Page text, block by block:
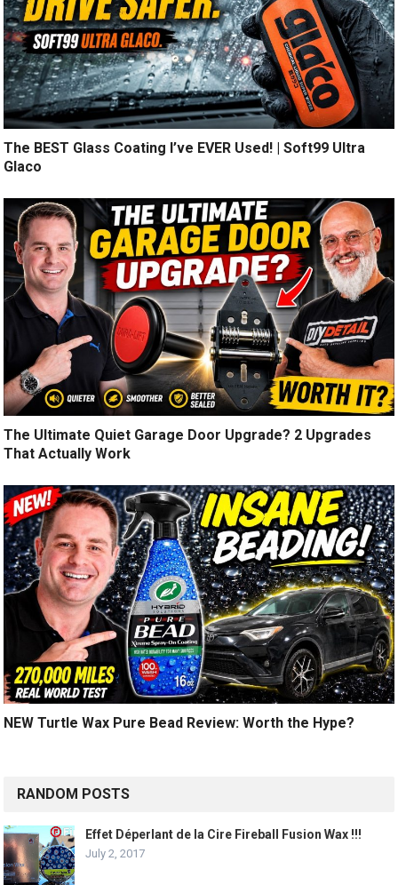
The BEST Glass Coating I’ve EVER Used! | Soft99 Ultra
Glaco
The Ultimate Quiet Garage Door Upgrade? 2 Upgrades
That Actually Work
NEW Turtle Wax Pure Bead Review: Worth the Hype?
RANDOM POSTS
Effet Déperlant de la Cire Fireball Fusion Wax !!!
July 2, 2017